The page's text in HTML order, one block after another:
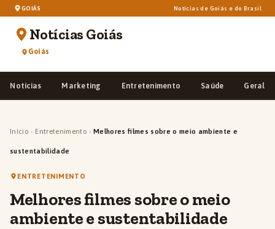
GOIÁS Notícias de Goiás e do Brasil
Notícias Goiás
Goiás
Notícias Marketing Entretenimento Saúde Geral
Início › Entretenimento › Melhores filmes sobre o meio ambiente e
sustentabilidade
ENTRETENIMENTO
Melhores filmes sobre o meio
ambiente e sustentabilidade